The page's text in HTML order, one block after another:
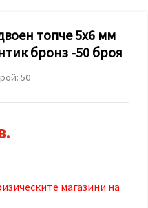
топче 5x6 мм
бронз -50 броя
50
магазини на